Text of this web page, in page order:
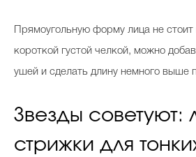
Прямоугольную форму лица не стоит
короткой густой челкой, можно
ушей и сделать длину немного выше
Звезды советуют:
стрижки для